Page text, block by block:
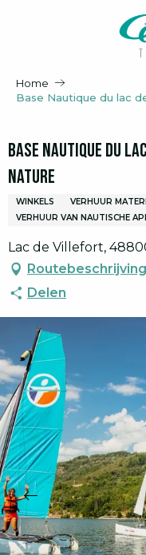
Home
Base Nautique du lac
Base Nautique du
Nature
WINKELS VERHUUR
VERHUUR VAN NAUTISCHE
Lac de Villefort,
Routebeschrijving
Delen